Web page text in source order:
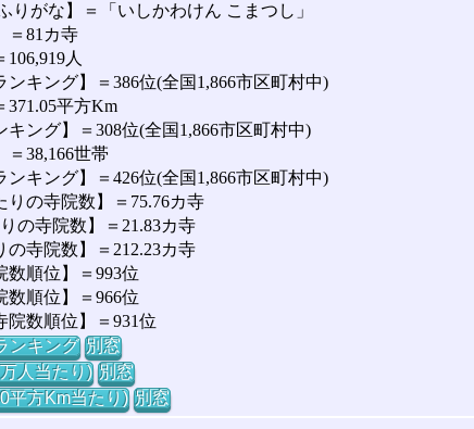
りがな】＝「いしかわけん こまつし」
＝81カ寺
106,919人
ンキング】＝386位(全国1,866市区町村中)
371.05平方Km
キング】＝308位(全国1,866市区町村中)
＝38,166世帯
ンキング】＝426位(全国1,866市区町村中)
りの寺院数】＝75.76カ寺
の寺院数】＝21.83カ寺
の寺院数】＝212.23カ寺
数順位】＝993位
数順位】＝966位
院数順位】＝931位
ンキング 別窓
人当たり) 別窓
平方Km当たり) 別窓